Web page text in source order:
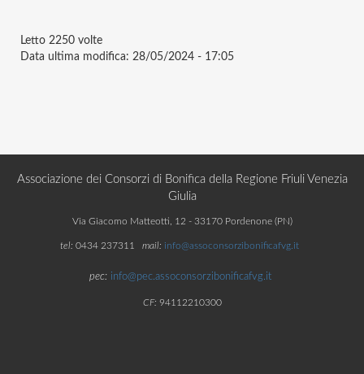
Letto 2250 volte
Data ultima modifica: 28/05/2024 - 17:05
Associazione dei Consorzi di Bonifica della Regione Friuli Venezia
Giulia
Via Giacomo Matteotti, 12 - 33170 Pordenone (PN)
tel: 0434 237311 mail: info@assoconsorzibonificafvg.it
pec: info@pec.assoconsorzibonificafvg.it
CF: 94112210300